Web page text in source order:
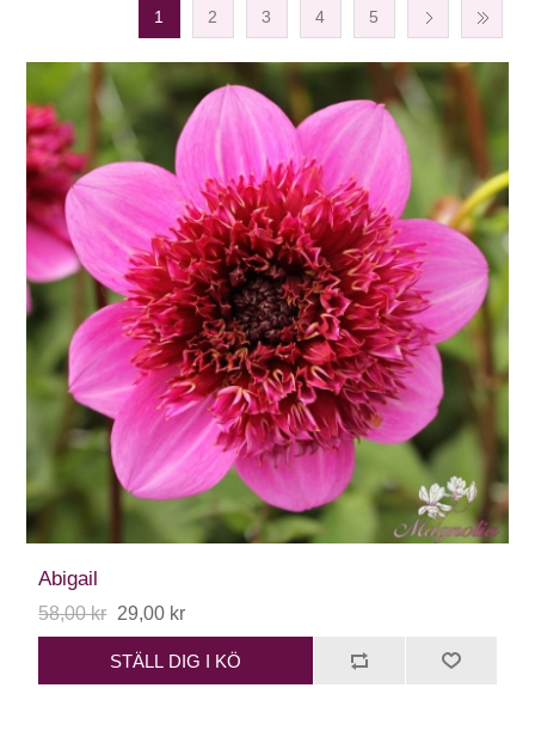
1 2 3 4 5
Abigail
58,00 kr 29,00 kr
STÄLL DIG I KÖ